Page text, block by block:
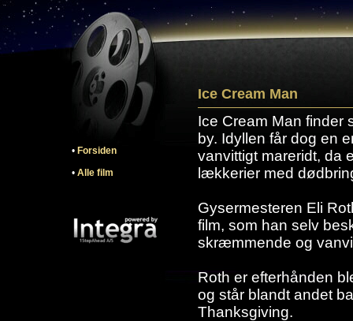
• Forsiden
• Alle film
Ice Cream Man
Ice Cream Man finder
by. Idyllen får dog en
vanvittigt mareridt, da
lækkerier med
Gysermesteren Eli
film, som han selv
skræmmende og
Roth er efterhånden
og står blandt andet
Thanksgiving.